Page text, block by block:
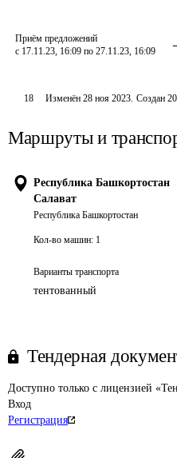
Приём предложений
с 17.11.23, 16:09 по 27.11.23, 16:09
18 Изменён28 ноя 2023. Создан
Маршруты и
Республика Башкортостан
Салават
Республика Башкортостан
Кол-во машин: 1
Варианты транспорта
тентованный
Тендерная
Доступно только с лицензией
Вход
Регистрация